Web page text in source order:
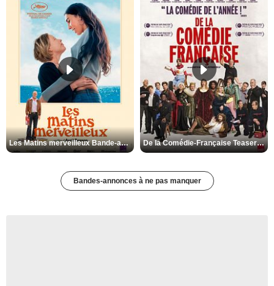
Les Matins merveilleux Bande-annonce VF De la Comédie-Française Teaser VF
Bandes-annonces à ne pas manquer